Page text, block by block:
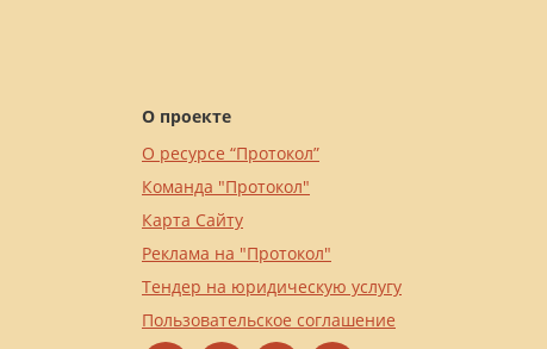
О проекте
О ресурсе “Протокол”
Команда "Протокол"
Карта Сайту
Реклама на "Протокол"
Тендер на юридическую услугу
Пользовательское соглашение